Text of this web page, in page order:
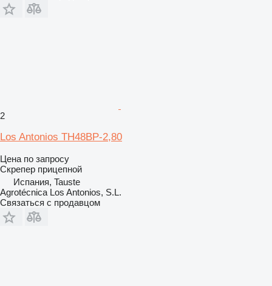
2
Los Antonios TH48BP-2,80
Цена по запросу
Скрепер прицепной
Испания, Tauste
Agrotécnica Los Antonios, S.L.
Связаться с продавцом